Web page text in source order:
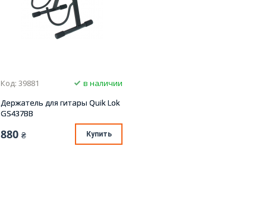
Код: 39881
в наличии
Держатель для гитары Quik Lok
GS437BB
880 ₴ Купить